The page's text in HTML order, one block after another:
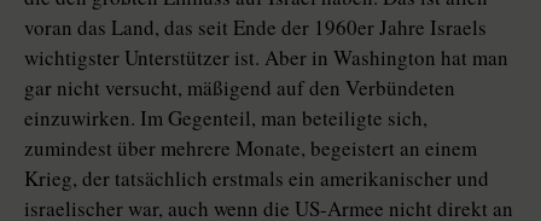
voran das Land, das seit Ende der 1960er Jahre Israels
wichtigster Unterstützer ist. Aber in Washington hat man
gar nicht versucht, mäßigend auf den Verbündeten
einzuwirken. Im Gegenteil, man beteiligte sich,
zumindest über mehrere Monate, begeistert an einem
Krieg, der tatsächlich erstmals ein amerikanischer und
israelischer war, auch wenn die US-Armee nicht direkt an